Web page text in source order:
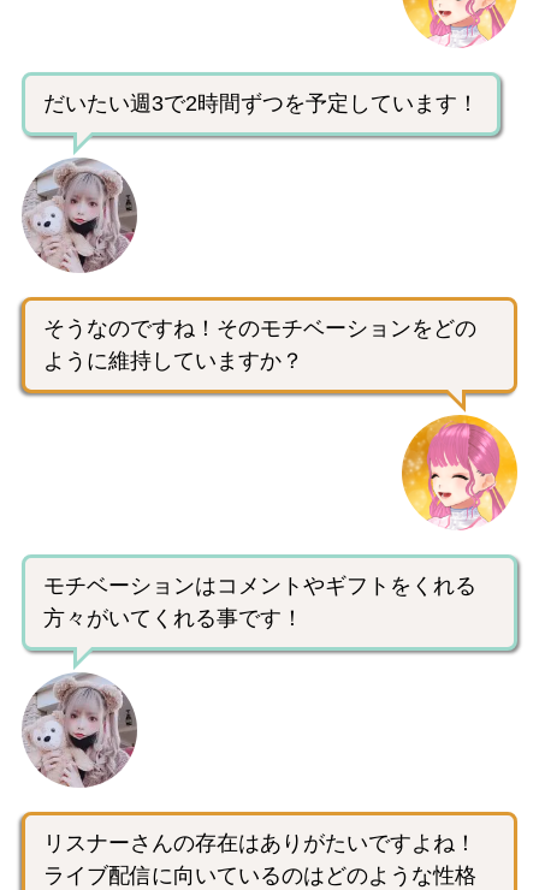
だいたい週3で2時間ずつを予定しています！
そうなのですね！そのモチベーションをどの
ように維持していますか？
モチベーションはコメントやギフトをくれる
方々がいてくれる事です！
リスナーさんの存在はありがたいですよね！
ライブ配信に向いているのはどのような性格